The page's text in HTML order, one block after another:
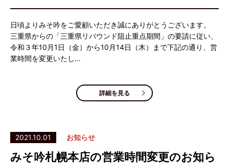
日頃よりみそ吟をご愛顧いただき誠にありがとうございます。
三重県からの「三重県リバウンド阻止重点期間」の要請に従い、
令和３年10月1日（金）から10月14日（木）まで下記の通り、営
業時間を変更いたし…
詳細を見る
2021.10.01 お知らせ
みそ吟札幌本店の営業時間変更のお知ら